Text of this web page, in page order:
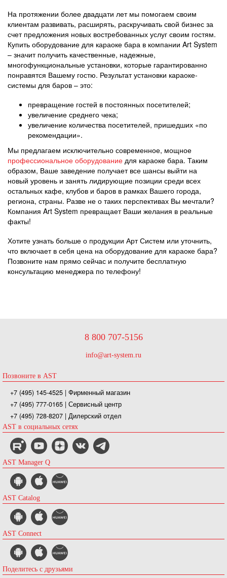
На протяжении более двадцати лет мы помогаем своим
клиентам развивать, расширять, раскручивать свой бизнес за
счет предложения новых востребованных услуг своим гостям.
Купить оборудование для караоке бара в компании Art System
– значит получить качественные, надежные,
многофункциональные установки, которые гарантированно
понравятся Вашему гостю. Результат установки караоке-
системы для баров – это:
превращение гостей в постоянных посетителей;
увеличение среднего чека;
увеличение количества посетителей, пришедших «по
рекомендации».
Мы предлагаем исключительно современное, мощное
профессиональное оборудование для караоке бара. Таким
образом, Ваше заведение получает все шансы выйти на
новый уровень и занять лидирующие позиции среди всех
остальных кафе, клубов и баров в рамках Вашего города,
региона, страны. Разве не о таких перспективах Вы мечтали?
Компания Art System превращает Ваши желания в реальные
факты!
Хотите узнать больше о продукции Арт Систем или уточнить,
что включает в себя цена на оборудование для караоке бара?
Позвоните нам прямо сейчас и получите бесплатную
консультацию менеджера по телефону!
8 800 707-5156
info@art-system.ru
Позвоните в AST
+7 (495) 145-4525 | Фирменный магазин
+7 (495) 777-0165 | Сервисный центр
+7 (495) 728-8207 | Дилерский отдел
AST в социальных сетях
AST Manager Q
AST Catalog
AST Connect
Поделитесь с друзьями